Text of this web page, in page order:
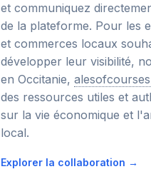
et communiquez
de la plateforme. Pour les
et commerces locaux
développer leur visibilité,
en Occitanie,
des ressources utiles et
sur la vie économique et
local.
Explorer la collaboration →